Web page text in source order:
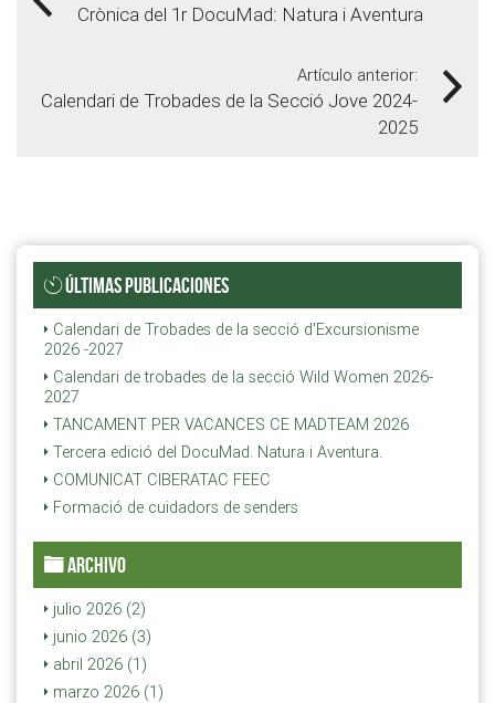
Crònica del 1r DocuMad: Natura i Aventura
Artículo anterior:
Calendari de Trobades de la Secció Jove 2024-
2025
ÚLTIMAS PUBLICACIONES
Calendari de Trobades de la secció d'Excursionisme
2026 -2027
Calendari de trobades de la secció Wild Women 2026-
2027
TANCAMENT PER VACANCES CE MADTEAM 2026
Tercera edició del DocuMad. Natura i Aventura.
COMUNICAT CIBERATAC FEEC
Formació de cuidadors de senders
ARCHIVO
julio 2026 (2)
junio 2026 (3)
abril 2026 (1)
marzo 2026 (1)